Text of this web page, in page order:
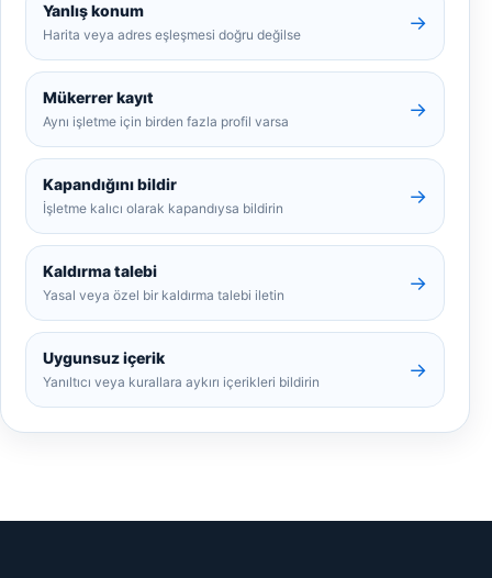
Yanlış konum
Harita veya adres eşleşmesi doğru değilse
→
Mükerrer kayıt
Aynı işletme için birden fazla profil varsa
→
Kapandığını bildir
İşletme kalıcı olarak kapandıysa bildirin
→
Kaldırma talebi
Yasal veya özel bir kaldırma talebi iletin
→
Uygunsuz içerik
Yanıltıcı veya kurallara aykırı içerikleri bildirin
→